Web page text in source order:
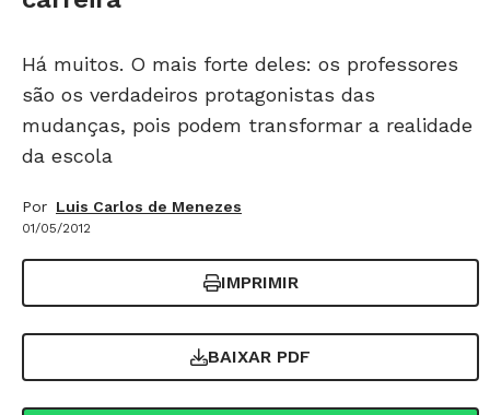
Há muitos. O mais forte deles: os professores
são os verdadeiros protagonistas das
mudanças, pois podem transformar a realidade
da escola
Por Luis Carlos de Menezes
01/05/2012
IMPRIMIR
BAIXAR PDF